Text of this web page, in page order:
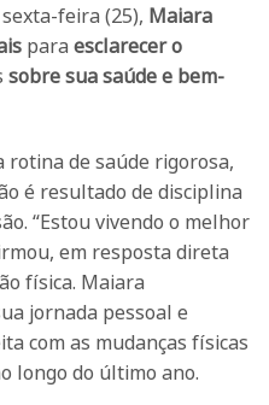
feira (25), Maiara
para esclarecer o
sobre sua saúde e bem-
de saúde rigorosa,
é resultado de disciplina
“Estou vivendo o melhor
em resposta direta
física. Maiara
jornada pessoal e
com as mudanças físicas
longo do último ano.